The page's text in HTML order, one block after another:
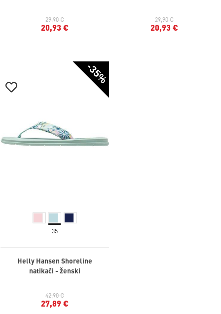
29,90 €
20,93 €
29,90 €
20,93 €
-35%
35
Helly Hansen Shoreline
natikači - ženski
42,90 €
27,89 €